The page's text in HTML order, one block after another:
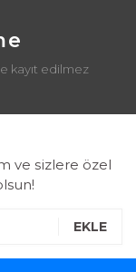
kayıt edilmez
ve sizlere özel
EKLE